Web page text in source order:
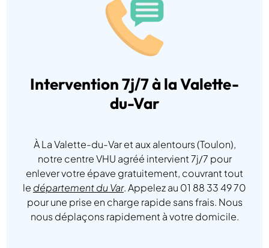
Intervention 7j/7 à la Valette-
du-Var
À La Valette-du-Var et aux alentours (Toulon),
notre centre VHU agréé intervient 7j/7 pour
enlever votre épave gratuitement, couvrant tout
le département du Var. Appelez au 01 88 33 49 70
pour une prise en charge rapide sans frais. Nous
nous déplaçons rapidement à votre domicile.